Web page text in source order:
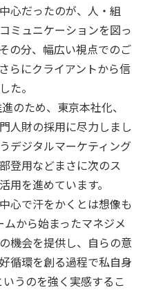
心だったのが、人・組
ミュニケーションを図っ
の分、幅広い視点でのご
らにクライアントから信
た。
のため、東京本社化、
人財の採用に尽力しまし
デジタルマーケティング
登用などまさに次のス
用を進めています。
心で汗をかくとは想像も
から始まったマネジメ
機会を提供し、自らの意
循環を創る過程で私自身
うのを強く実感するこ